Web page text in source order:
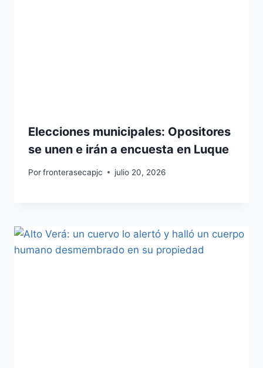
Elecciones municipales: Opositores
se unen e irán a encuesta en Luque
Porfronterasecapjc julio 20, 2026